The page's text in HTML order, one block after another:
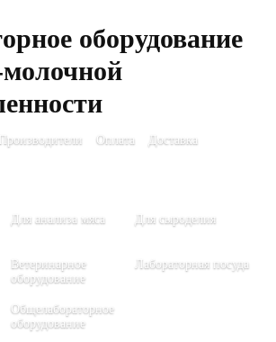
Производители Оплата
Доставка
Для анализа мяса Для сыроделия
Ветеринарное
оборудование
Лабораторная посуда
Общелабораторное
оборудование